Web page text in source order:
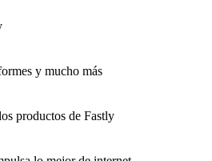
y mucho más
productos de Fastly